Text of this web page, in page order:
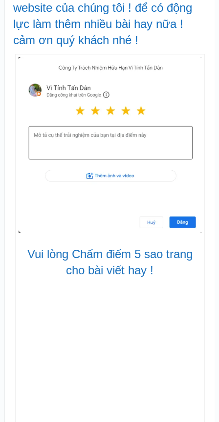
website của chúng tôi ! để có động
lực làm thêm nhiều bài hay nữa !
cảm ơn quý khách nhé !
Vui lòng Chấm điểm 5 sao trang
cho bài viết hay !